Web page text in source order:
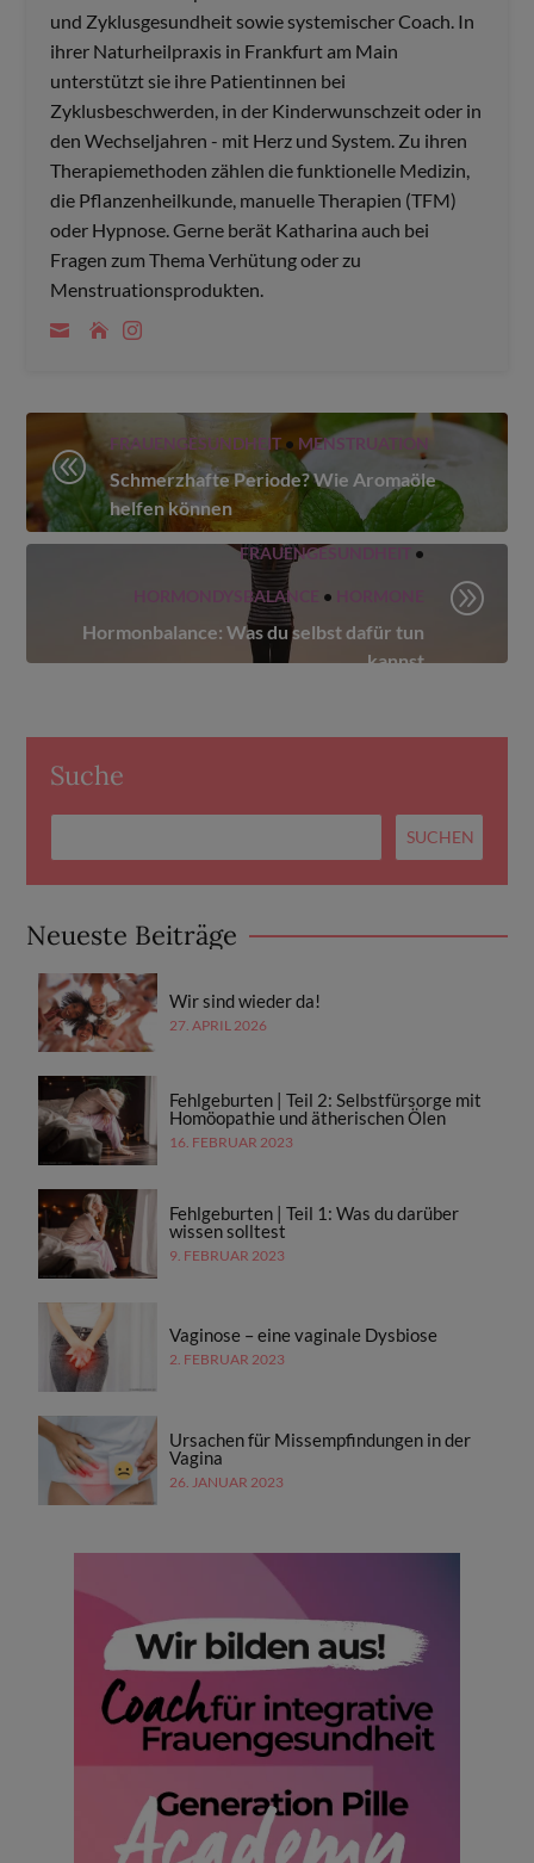
und Zyklusgesundheit sowie systemischer Coach. In
ihrer Naturheilpraxis in Frankfurt am Main
unterstützt sie ihre Patientinnen bei
Zyklusbeschwerden, in der Kinderwunschzeit oder in
den Wechseljahren - mit Herz und System. Zu ihren
Therapiemethoden zählen die funktionelle Medizin,
die Pflanzenheilkunde, manuelle Therapien (TFM)
oder Hypnose. Gerne berät Katharina auch bei
Fragen zum Thema Verhütung oder zu
Menstruationsprodukten.
@
FRAUENGESUNDHEIT • MENSTRUATION
Schmerzhafte Periode? Wie Aromaöle
helfen können
FRAUENGESUNDHEIT •
HORMONDYSBALANCE •
Hormonbalance: Was du selbst dafür tun
kannst
A
Suche
Neueste Beiträge
Wir sind wieder da!
27. APRIL 2026
Fehlgeburten | Teil 2: Selbstfürsorge mit
Homöopathie und ätherischen Ölen
16. FEBRUAR 2023
Fehlgeburten | Teil 1: Was du darüber
wissen solltest
9. FEBRUAR 2023
Vaginose – eine vaginale Dysbiose
2. FEBRUAR 2023
Ursachen für Missempfindungen in der
Vagina
26. JANUAR 2023